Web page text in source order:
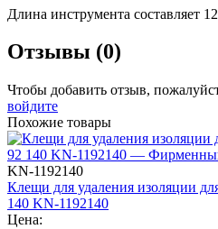
Длина инструмента составляет
Отзывы (0)
Чтобы добавить отзыв,
войдите
Похожие товары
KN-1192140
Клещи для удаления изоляции
140 KN-1192140
Цена: